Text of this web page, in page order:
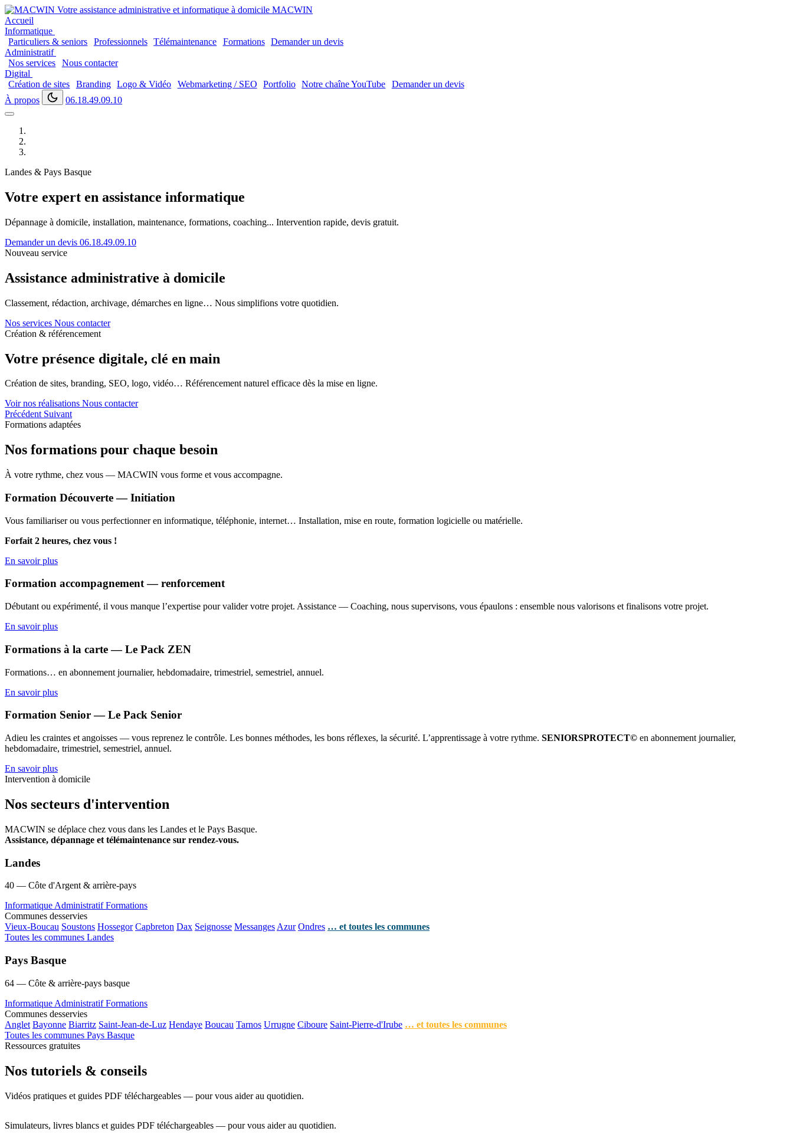
MACWIN
Accueil
Informatique
Particuliers & seniors
Professionnels Télémaintenance Formations
Demander un devis
Administratif
Nos services
Nous contacter
Digital
Création de sites
Branding Logo & Vidéo Webmarketing / SEO Portfolio Notre chaîne YouTube
Demander un devis
À propos
06.18.49.09.10
Landes & Pays Basque
Votre expert en assistance informatique
Dépannage à domicile, installation, maintenance, formations, coaching... Intervention rapide, devis gratuit.
Demander un devis 06.18.49.09.10
Nouveau service
Assistance administrative à domicile
Classement, rédaction, archivage, démarches en ligne… Nous simplifions votre quotidien.
Nos services Nous contacter
Création & référencement
Votre présence digitale, clé en main
Création de sites, branding, SEO, logo, vidéo… Référencement naturel efficace dès la mise en ligne.
Voir nos réalisations Nous contacter
Précédent Suivant
Formations adaptées
Nos formations pour chaque besoin
À votre rythme, chez vous — MACWIN vous forme et vous accompagne.
Formation Découverte — Initiation
Vous familiariser ou vous perfectionner en informatique, téléphonie, internet… Installation, mise en route, formation logicielle ou matérielle.
Forfait 2 heures, chez vous !
En savoir plus
Formation accompagnement — renforcement
Débutant ou expérimenté, il vous manque l’expertise pour valider votre projet. Assistance — Coaching, nous supervisons, vous épaulons : ensemble nous valorisons et finalisons votre projet.
En savoir plus
Formations à la carte — Le Pack ZEN
Formations… en abonnement journalier, hebdomadaire, trimestriel, semestriel, annuel.
En savoir plus
Formation Senior — Le Pack Senior
Adieu les craintes et angoisses — vous reprenez le contrôle. Les bonnes méthodes, les bons réflexes, la sécurité. L’apprentissage à votre rythme. SENIORSPROTECT© en abonnement journalier,
hebdomadaire, trimestriel, semestriel, annuel.
En savoir plus
Intervention à domicile
Nos secteurs d'intervention
MACWIN se déplace chez vous dans les Landes et le Pays Basque.
Assistance, dépannage et télémaintenance sur rendez-vous.
Landes
40 — Côte d'Argent & arrière-pays
Informatique AdministratifFormations
Communes desservies
Vieux-Boucau Soustons Hossegor Capbreton Dax Seignosse Messanges Azur Ondres … et toutes les communes
Toutes les communes Landes
Pays Basque
64 — Côte & arrière-pays basque
Informatique AdministratifFormations
Communes desservies
Anglet Bayonne Biarritz Saint-Jean-de-Luz Hendaye Boucau Tarnos Urrugne Ciboure Saint-Pierre-d'Irube … et toutes les communes
Toutes les communes Pays Basque
Ressources gratuites
Nos tutoriels & conseils
Vidéos pratiques et guides PDF téléchargeables — pour vous aider au quotidien.
Simulateurs, livres blancs et guides PDF téléchargeables — pour vous aider au quotidien.